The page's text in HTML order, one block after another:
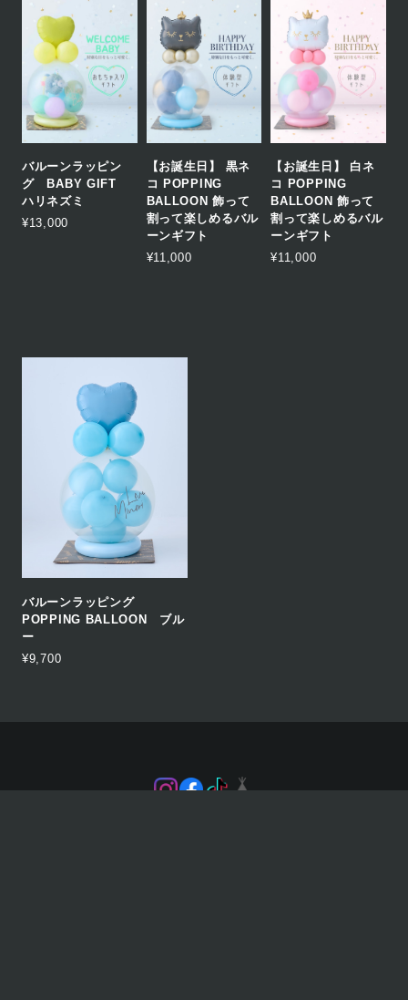
バルーンラッピン
グ BABY GIFT
ハリネズミ
¥13,000
【お誕生日】 黒ネ
コ POPPING
BALLOON 飾って
割って楽しめるバル
ーンギフト
¥11,000
【お誕生日】 白ネ
コ POPPING
BALLOON 飾って
割って楽しめるバル
ーンギフト
¥11,000
バルーンラッピング
POPPING BALLOON ブル
ー
¥9,700